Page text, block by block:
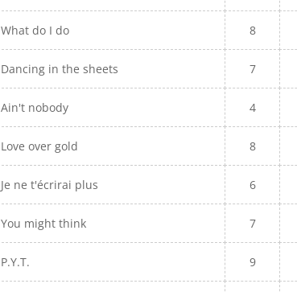
What do I do 8
Dancing in the sheets 7
Ain't nobody 4
Love over gold 8
Je ne t'écrirai plus 6
You might think 7
P.Y.T. 9